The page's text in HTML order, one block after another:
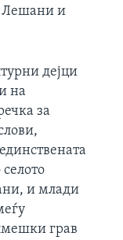
Лешани и
дејци
на
за
и млади
грав